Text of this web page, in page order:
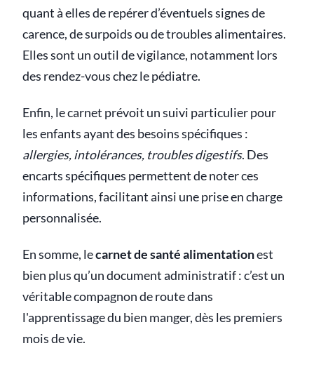
quant à elles de repérer d’éventuels signes de
carence, de surpoids ou de troubles alimentaires.
Elles sont un outil de vigilance, notamment lors
des rendez-vous chez le pédiatre.
Enfin, le carnet prévoit un suivi particulier pour
les enfants ayant des besoins spécifiques :
allergies, intolérances, troubles digestifs. Des
encarts spécifiques permettent de noter ces
informations, facilitant ainsi une prise en charge
personnalisée.
En somme, lecarnet de santé alimentationest
bien plus qu’un document administratif : c’est un
véritable compagnon de route dans
l'apprentissage du bien manger, dès les premiers
mois de vie.